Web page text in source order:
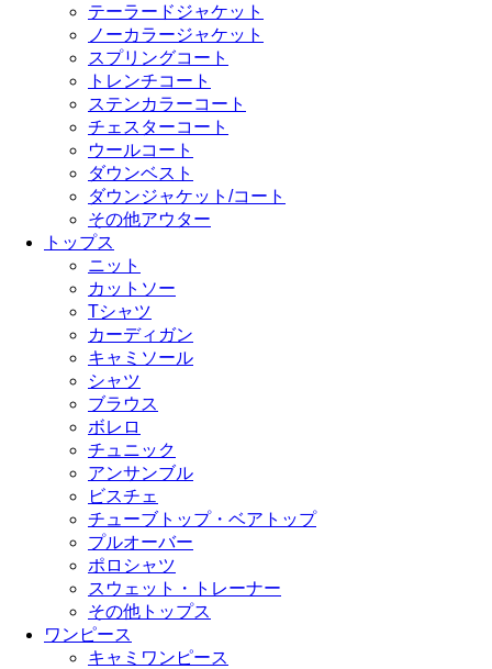
テーラードジャケット
ノーカラージャケット
スプリングコート
トレンチコート
ステンカラーコート
チェスターコート
ウールコート
ダウンベスト
ダウンジャケット/コート
その他アウター
トップス
ニット
カットソー
Tシャツ
カーディガン
キャミソール
シャツ
ブラウス
ボレロ
チュニック
アンサンブル
ビスチェ
チューブトップ・ベアトップ
プルオーバー
ポロシャツ
スウェット・トレーナー
その他トップス
ワンピース
キャミワンピース